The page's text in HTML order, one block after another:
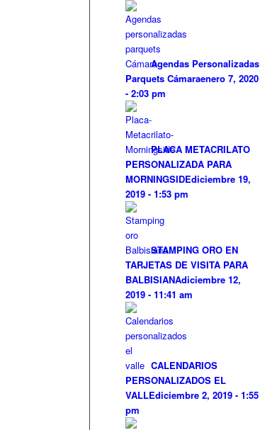
Agendas Personalizadas
Parquets Cámaraenero 7, 2020
- 2:03 pm
PLACA METACRILATO
PERSONALIZADA PARA
MORNINGSIDEdiciembre 19,
2019 - 1:53 pm
STAMPING ORO EN
TARJETAS DE VISITA PARA
BALBISIANAdiciembre 12,
2019 - 11:41 am
CALENDARIOS
PERSONALIZADOS EL
VALLEdiciembre 2, 2019 - 1:55
pm